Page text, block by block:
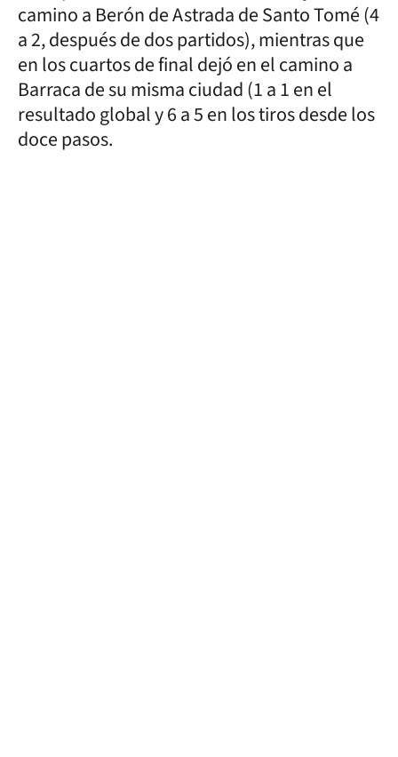
camino a Berón de Astrada de Santo Tomé (4
a 2, después de dos partidos), mientras que
en los cuartos de final dejó en el camino a
Barraca de su misma ciudad (1 a 1 en el
resultado global y 6 a 5 en los tiros desde los
doce pasos.